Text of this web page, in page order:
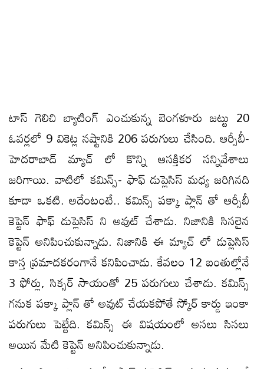
టాస్ గెలిచి బ్యాటింగ్ ఎంచుకున్న బెంగళూరు జట్టు 20
ఓవర్లలో 9 వికెట్ల నష్టానికి 206 పరుగులు చేసింది. ఆర్సీబీ-
హెదరాబాద్ మ్యాచ్ లో కొన్ని ఆసక్తికర సన్నివేశాలు
జరిగాయి. వాటిలో కమిన్స్- ఫాఫ్ డుప్లెసిస్ మధ్య జరిగినది
కూడా ఒకటి. అదేంటంటే.. కమిన్స్ పక్కా ప్లాన్ తో ఆర్సీబీ
కెప్టెన్ ఫాఫ్ డుప్లెసిస్ ని అవుట్ చేశాడు. నిజానికి సిసలైన
కెప్టెన్ అనిపించుకున్నాడు. నిజానికి ఈ మ్యాచ్ లో డుప్లెసిస్
కాస్త ప్రమాదకరంగానే కనిపించాడు. కేవలం 12 బంతుల్లోనే
3 ఫోర్లు, సిక్సర్ సాయంతో 25 పరుగులు చేశాడు. కమిన్స్
గనుక పక్కా ప్లాన్ తో అవుట్ చేయకపోతే స్కోర్ కార్డు ఇంకా
పరుగులు పెట్టేది. కమిన్స్ ఈ విషయంలో అసలు సిసలు
అయిన మేటి కెప్టెన్ అనిపించుకున్నాడు.